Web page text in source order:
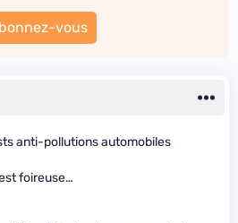
vous
anti-pollutions automobiles
foireuse…